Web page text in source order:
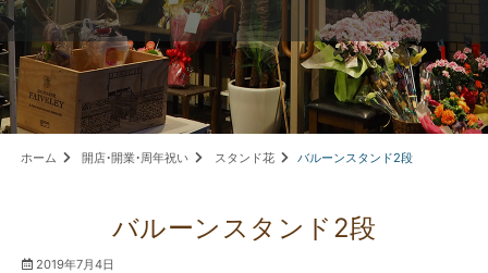
ホーム 開店・開業・周年祝い スタンド花 バルーンスタンド2段
バルーンスタンド2段
2019年7月4日